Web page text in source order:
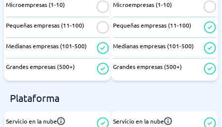
Microempresas (1-10)
Pequeñas empresas (11-100)
Medianas empresas (101-500)
Grandes empresas (500+)
Microempresas (1-10)
Pequeñas empresas (11-100)
Medianas empresas (101-500)
Grandes empresas (500+)
Plataforma
Servicio en la nube Servicio en la nube